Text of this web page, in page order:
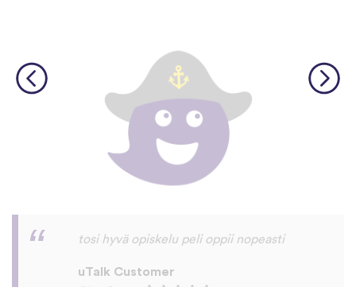
I love this app! I am learning Serbian,
which is a relatively rare language on
language apps but I’m blown away by how
I feel like each language has a lot of care
used instead of a stupid AI voice or